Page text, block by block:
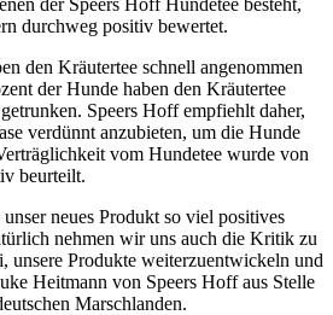
durchweg positiv bewertet.
den Kräutertee schnell angenommen
der Hunde haben den Kräutertee
Speers Hoff empfiehlt daher,
verdünnt anzubieten, um die Hunde
vom Hundetee wurde von
beurteilt.
unser neues Produkt so viel positives
nehmen wir uns auch die Kritik zu
unsere Produkte weiterzuentwickeln und
Heitmann von Speers Hoff aus Stelle
Marschlanden.